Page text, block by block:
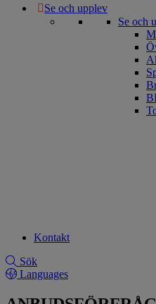
Se och upplev
Se och
Kontakt
Sök
Languages